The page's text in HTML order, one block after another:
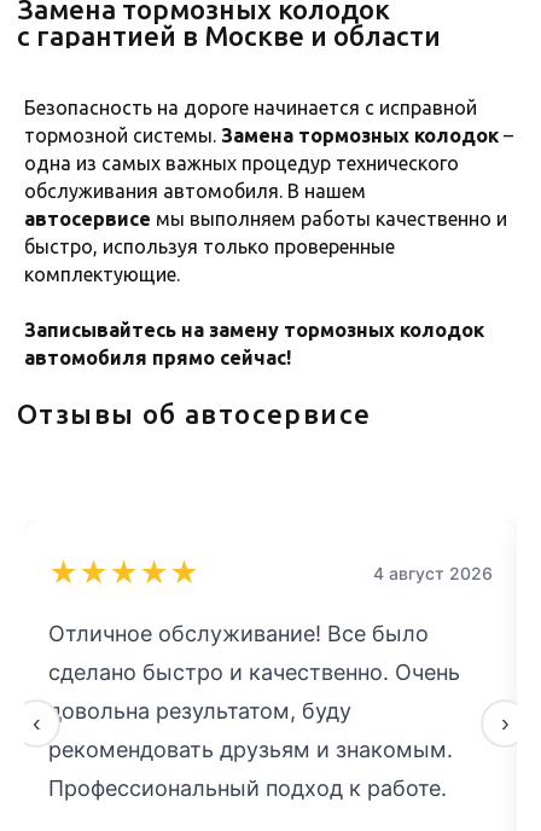
Безопасность на дороге начинается с исправной
тормозной системы. Замена тормозных колодок –
одна из самых важных процедур технического
обслуживания автомобиля. В нашем
автосервисе мы выполняем работы качественно и
быстро, используя только проверенные
комплектующие.
Записывайтесь на замену тормозных колодок
автомобиля прямо сейчас!
‹
★★★★★ 4 август 2026
Отличное обслуживание! Все было
сделано быстро и качественно. Очень
довольна результатом, буду
рекомендовать друзьям и знакомым.
Профессиональный подход к работе.
›
ОСТАВЬТЕ ЗАЯВКУ
Ответим на вопросы по срокам
и стоимости, запишем на удобное
политикой конфиденциальности
Отправить